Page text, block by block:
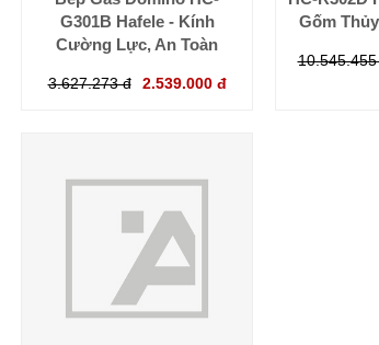
G301B Hafele - Kính
Cường Lực, An Toàn
3.627.273 đ 2.539.000 đ
Gốm
10.545.455